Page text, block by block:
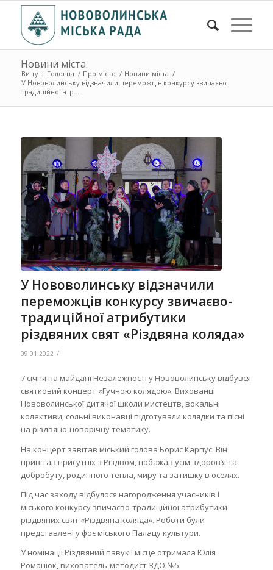
Новини міста
Ви тут: Головна / Про місто / Новини міста /
У Нововолинську відзначили переможців конкурсу звичаєво-
традиційної атр...
У Нововолинську відзначили
переможців конкурсу звичаєво-
традиційної атрибутики
різдвяних свят «Різдвяна коляда»
09.01.2022 /
7 січня на майдані Незалежності у Нововолинську відбувся
святковий концерт «Гучною колядою». Вихованці
Нововолинської дитячої школи мистецтв, вокальні
колективи, сольні виконавці підготували колядки та пісні
на різдвяно-новорічну тематику.
На концерт завітав міський голова Борис Карпус. Він
привітав присутніх з Різдвом, побажав усім здоров’я та
добробуту, родинного тепла, миру та затишку в оселях.
Під час заходу відбулося нагородження учасників І
міського конкурсу звичаєво-традиційної атрибутики
різдвяних свят «Різдвяна коляда». Роботи були
представлені у фоє міського Палацу культури.
У номінації Різдвяний павук І місце отримала Юлія
Романюк, вихователь-методист ЗДО №5.